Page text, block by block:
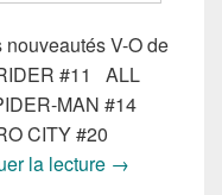
V-O de
#11 ALL
MAN #14
CITY #20
la lecture Sorties des
→